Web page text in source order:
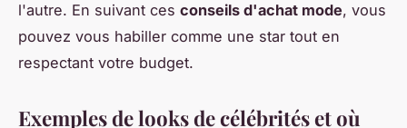
l'autre. En suivant ces conseils d'achat mode, vous
pouvez vous habiller comme une star tout en
respectant votre budget.
Exemples de looks de célébrités et où